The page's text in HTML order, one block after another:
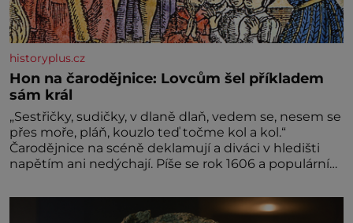
historyplus.cz
Hon na čarodějnice: Lovcům šel příkladem
sám král
„Sestřičky, sudičky, v dlaně dlaň, vedem se, nesem se
přes moře, pláň, kouzlo teď točme kol a kol.“
Čarodějnice na scéně deklamují a diváci v hledišti
napětím ani nedýchají. Píše se rok 1606 a populární
Tragédii o Macbethovi. Napsal ji pro krále Jakuba I.,
jenž v roce 1603 vystřídal